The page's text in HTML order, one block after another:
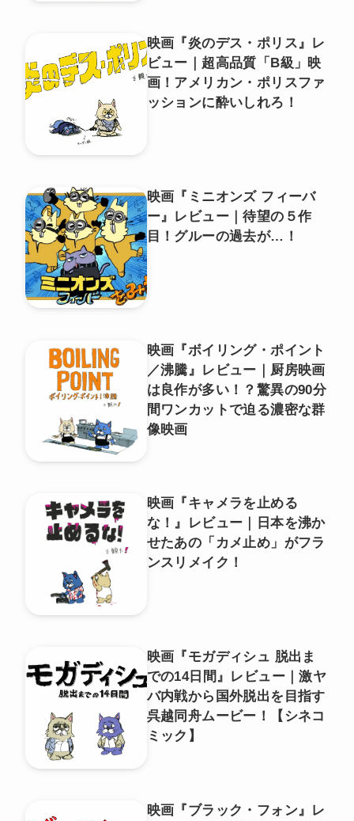
映画『炎のデス・ポリス』レ
ビュー｜超高品質「B級」映
画！アメリカン・ポリスファ
ッションに酔いしれろ！
映画『ミニオンズ フィーバ
ー』レビュー｜待望の５作
目！グルーの過去が…！
映画『ボイリング・ポイント
／沸騰』レビュー｜厨房映画
は良作が多い！？驚異の90分
間ワンカットで迫る濃密な群
像映画
映画『キャメラを止める
な！』レビュー｜日本を沸か
せたあの「カメ止め」がフラ
ンスリメイク！
映画『モガディシュ 脱出ま
での14日間』レビュー｜激ヤ
バ内戦から国外脱出を目指す
呉越同舟ムービー！【シネコ
ミック】
映画『ブラック・フォン』レ